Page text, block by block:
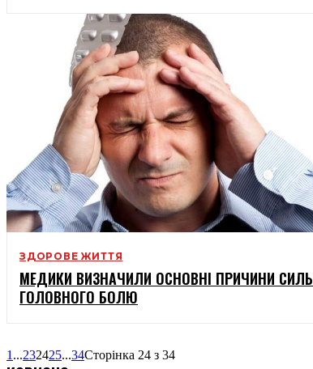
ЗДОРОВЕ ЖИТТЯ
МЕДИКИ ВИЗНАЧИЛИ ОСНОВНІ ПРИЧИНИ
ГОЛОВНОГО БОЛЮ
1 ...232425...34Сторінка 24 з 34